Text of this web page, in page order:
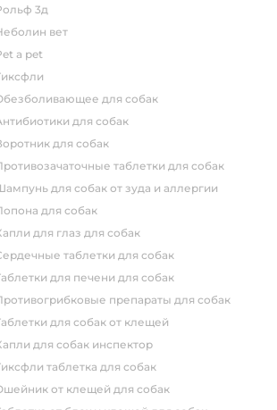
рольф 3д
неболин вет
pet a pet
тиксфли
обезболивающее для собак
антибиотики для собак
воротник для собак
противозачаточные таблетки для собак
шампунь для собак от зуда и аллергии
попона для собак
капли для глаз для собак
сердечные таблетки для собак
таблетки для печени для собак
противогрибковые препараты для собак
таблетки для собак от клещей
капли для собак инспектор
тиксфли таблетка для собак
ошейник от клещей для собак